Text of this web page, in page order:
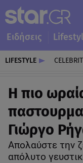
Ειδήσεις
LIFESTYLE
Η πιο
Γιώργο
Απολαύστε την
απόλυτο